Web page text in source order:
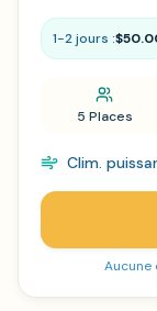
1-2 jours :
5 Places
Clim.
Aucune